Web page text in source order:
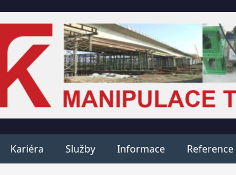
Kariéra Služby Informace Reference